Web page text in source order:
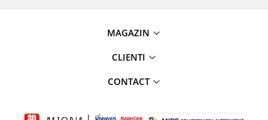
MAGAZIN
CLIENTI
CONTACT